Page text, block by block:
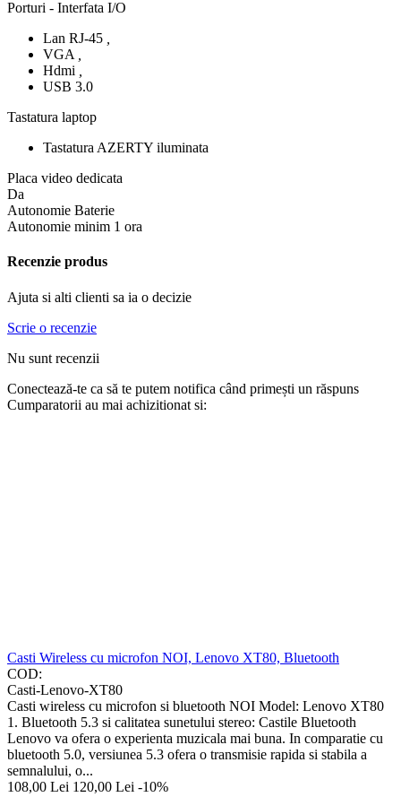
Porturi - Interfata I/O
Lan RJ-45
VGA
Hdmi
USB 3.0
Tastatura laptop
Tastatura AZERTY iluminata
Placa video dedicata
Da
Autonomie Baterie
Autonomie minim 1 ora
Recenzie produs
Ajuta si alti clienti sa ia o decizie
Scrie o recenzie
Nu sunt recenzii
Conectează-te ca să te putem notifica când primești un răspuns
Cumparatorii au mai achizitionat si:
Casti Wireless cu microfon NOI, Lenovo XT80, Bluetooth
COD:
Casti-Lenovo-XT80
Casti wireless cu microfon si bluetooth NOI Model: Lenovo XT80
1. Bluetooth 5.3 si calitatea sunetului stereo: Castile Bluetooth
Lenovo va ofera o experienta muzicala mai buna. In comparatie cu
bluetooth 5.0, versiunea 5.3 ofera o transmisie rapida si stabila a
semnalului, o...
108,00 Lei 120,00 Lei -10%